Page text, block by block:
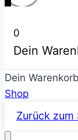
0
Dein
Dein
Shop
Zurück zum